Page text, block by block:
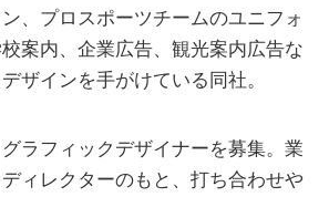
、プロスポーツチームのユニフォ
案内、企業広告、観光案内広告な
ザインを手がけている同社。
ラフィックデザイナーを募集。業
ィレクターのもと、打ち合わせや